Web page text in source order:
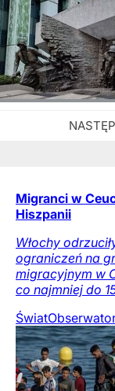
Migranci w
Hiszpanii
Włochy
ograniczeń na
migracyjnym w
co najmniej do
Świat